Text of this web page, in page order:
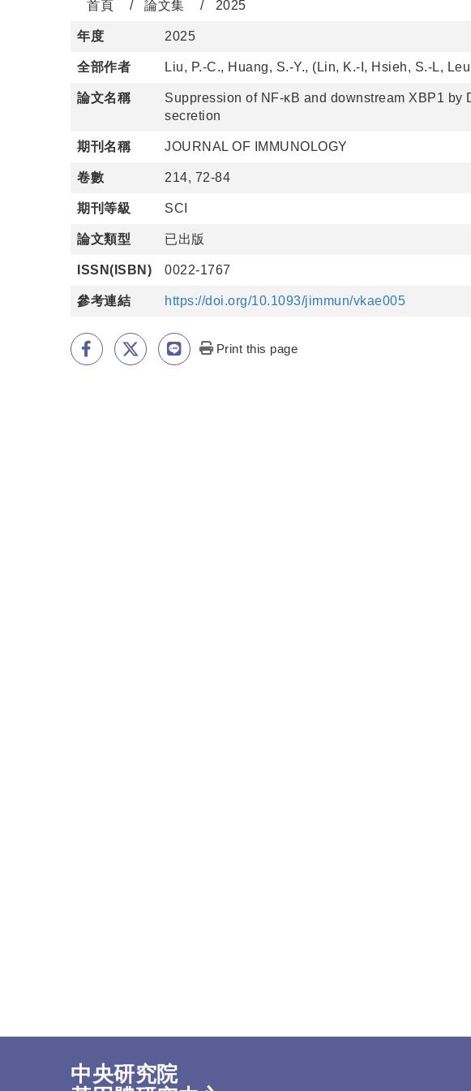
首頁 論文集 2025
年度 2025
全部作者 Liu, P.-C., Huang, S.-Y., (Lin, K.-I, Hsieh, S.-L,
論文名稱
Suppression of NF-κB and downstream XBP1
secretion
期刊名稱 JOURNAL OF IMMUNOLOGY
卷數 214, 72-84
期刊等級 SCI
論文類型 已出版
ISSN(ISBN) 0022-1767
參考連結 https://doi.org/10.1093/jimmun/vkae005
Print this page
中央研究院